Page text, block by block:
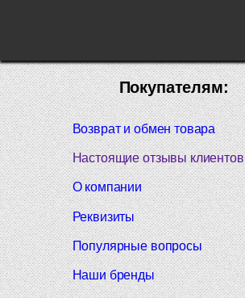
Покупателям:
Возврат и обмен товара
Настоящие отзывы клиентов
О компании
Реквизиты
Популярные вопросы
Наши бренды